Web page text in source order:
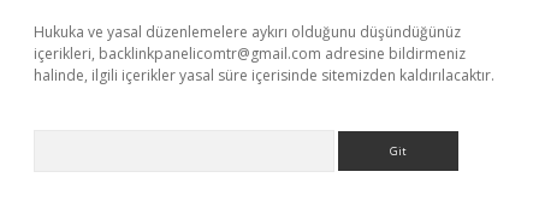
Hukuka ve yasal düzenlemelere aykırı olduğunu düşündüğünüz
içerikleri, backlinkpanelicomtr@gmail.com adresine bildirmeniz
halinde, ilgili içerikler yasal süre içerisinde sitemizden kaldırılacaktır.